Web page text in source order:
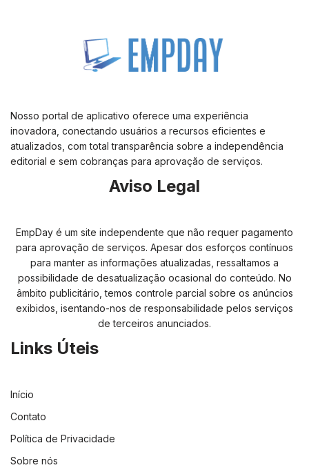
Nosso portal de aplicativo oferece uma experiência
inovadora, conectando usuários a recursos eficientes e
atualizados, com total transparência sobre a independência
editorial e sem cobranças para aprovação de serviços.
Aviso Legal
EmpDay é um site independente que não requer pagamento
para aprovação de serviços. Apesar dos esforços contínuos
para manter as informações atualizadas, ressaltamos a
possibilidade de desatualização ocasional do conteúdo. No
âmbito publicitário, temos controle parcial sobre os anúncios
exibidos, isentando-nos de responsabilidade pelos serviços
de terceiros anunciados.
Links Úteis
Início
Contato
Política de Privacidade
Sobre nós